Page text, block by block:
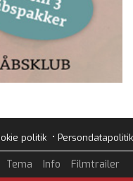
politik• Persondatapolitik
Tema Info Filmtrailer